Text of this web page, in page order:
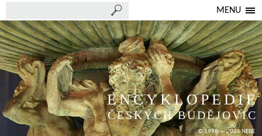
MENU
ENCYKLOPEDIE
ČESKÝCH BUDĚJOVIC
© 1998 — 2026 NEBE